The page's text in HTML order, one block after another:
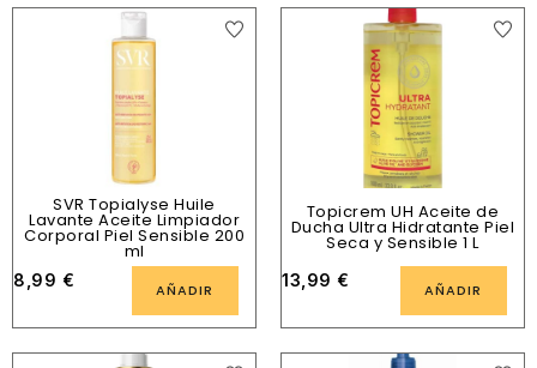
SVR Topialyse Huile
Lavante Aceite Limpiador
Corporal Piel Sensible 200
ml
8,99 € AÑADIR
Topicrem UH Aceite de
Ducha Ultra Hidratante Piel
Seca y Sensible 1 L
13,99 € AÑADIR